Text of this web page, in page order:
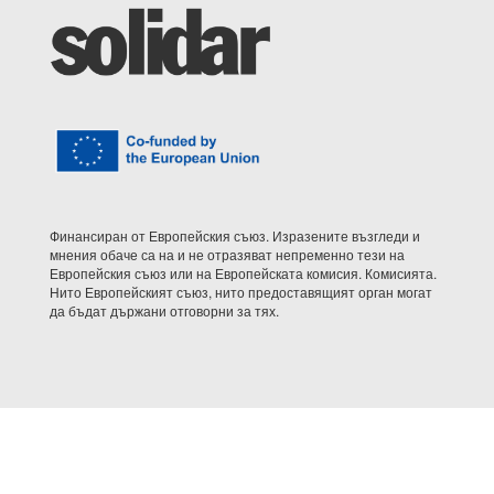
Финансиран от Европейския съюз. Изразените възгледи и
мнения обаче са на и не отразяват непременно тези на
Европейския съюз или на Европейската комисия. Комисията.
Нито Европейският съюз, нито предоставящият орган могат
да бъдат държани отговорни за тях.